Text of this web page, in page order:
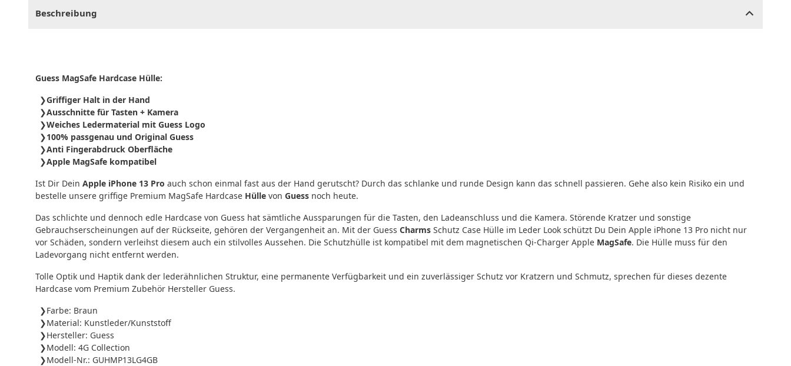
Beschreibung
Guess MagSafe Hardcase Hülle:
Griffiger Halt in der Hand
Ausschnitte für Tasten + Kamera
Weiches Ledermaterial mit Guess Logo
100% passgenau und Original Guess
Anti Fingerabdruck Oberfläche
Apple MagSafe kompatibel
Ist Dir Dein Apple iPhone 13 Pro auch schon einmal fast aus der Hand gerutscht? Durch das schlanke und runde Design kann das schnell passieren. Gehe also kein Risiko ein und
bestelle unsere griffige Premium MagSafe Hardcase Hülle von Guess noch heute.
Das schlichte und dennoch edle Hardcase von Guess hat sämtliche Aussparungen für die Tasten, den Ladeanschluss und die Kamera. Störende Kratzer und sonstige
Gebrauchserscheinungen auf der Rückseite, gehören der Vergangenheit an. Mit der Guess Charms Schutz Case Hülle im Leder Look schützt Du Dein Apple iPhone 13 Pro nicht nur
vor Schäden, sondern verleihst diesem auch ein stilvolles Aussehen. Die Schutzhülle ist kompatibel mit dem magnetischen Qi-Charger Apple MagSafe. Die Hülle muss für den
Ladevorgang nicht entfernt werden.
Tolle Optik und Haptik dank der lederähnlichen Struktur, eine permanente Verfügbarkeit und ein zuverlässiger Schutz vor Kratzern und Schmutz, sprechen für dieses dezente
Hardcase vom Premium Zubehör Hersteller Guess.
Farbe: Braun
Material: Kunstleder/Kunststoff
Hersteller: Guess
Modell: 4G Collection
Modell-Nr.: GUHMP13LG4GB